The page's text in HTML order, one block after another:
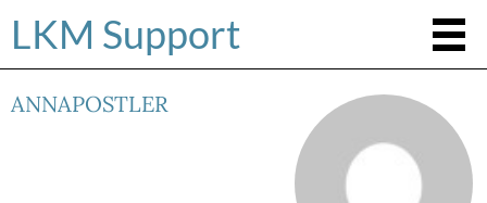
LKM Support
ANNAPOSTLER